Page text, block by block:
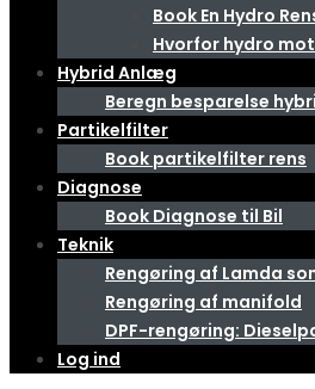
Book En Hydro
Hvorfor hydro
Hybrid Anlæg
Beregn besparelse
Partikelfilter
Book partikelfilter rens
Diagnose
Book Diagnose til Bil
Teknik
Rengøring af Lamda
Rengøring af manifold
DPF-rengøring:
Log ind